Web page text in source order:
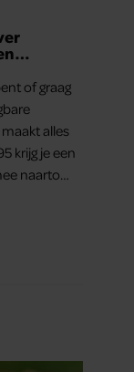
of graag
alles
krijg je een
naartoe